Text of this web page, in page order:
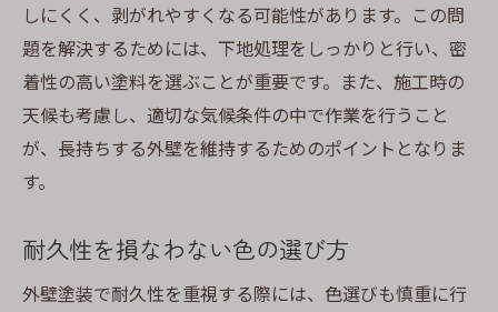
しにくく、剥がれやすくなる可能性があります。この問
題を解決するためには、下地処理をしっかりと行い、密
着性の高い塗料を選ぶことが重要です。また、施工時の
天候も考慮し、適切な気候条件の中で作業を行うこと
が、長持ちする外壁を維持するためのポイントとなりま
す。
耐久性を損なわない色の選び方
外壁塗装で耐久性を重視する際には、色選びも慎重に行